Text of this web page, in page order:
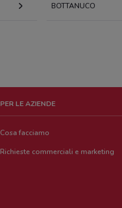
BOTTANUCO
PER LE AZIENDE
Cosa facciamo
Richieste commerciali e marketing